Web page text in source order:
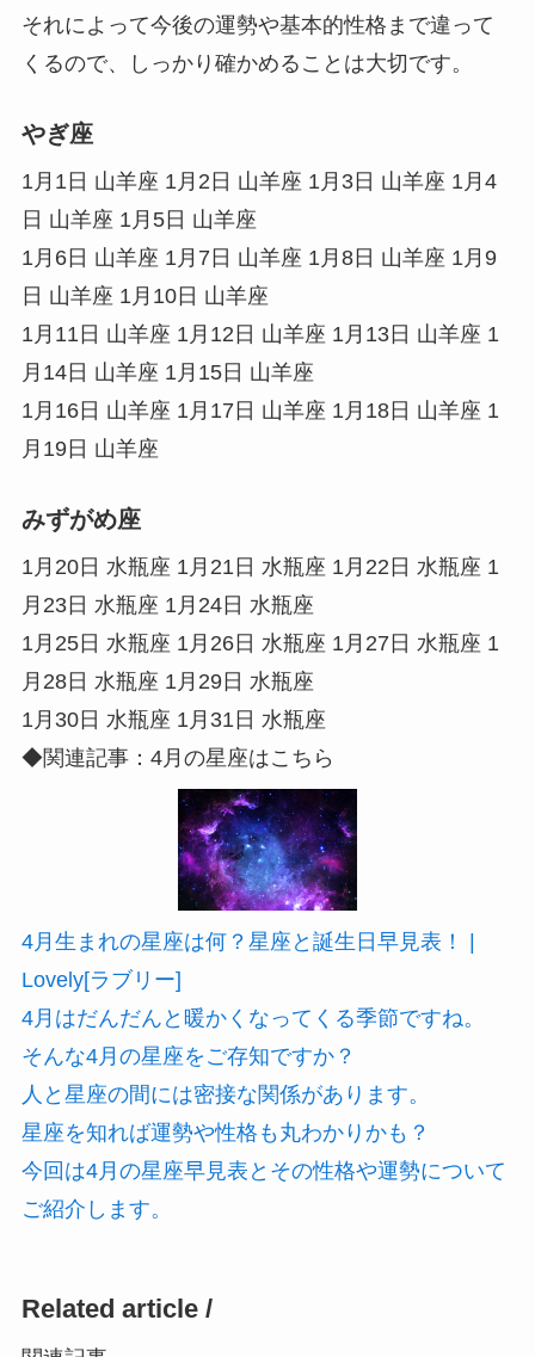
それによって今後の運勢や基本的性格まで違って
くるので、しっかり確かめることは大切です。
やぎ座
1月1日 山羊座 1月2日 山羊座 1月3日 山羊座 1月4
日 山羊座 1月5日 山羊座
1月6日 山羊座 1月7日 山羊座 1月8日 山羊座 1月9
日 山羊座 1月10日 山羊座
1月11日 山羊座 1月12日 山羊座 1月13日 山羊座 1
月14日 山羊座 1月15日 山羊座
1月16日 山羊座 1月17日 山羊座 1月18日 山羊座 1
月19日 山羊座
みずがめ座
1月20日 水瓶座 1月21日 水瓶座 1月22日 水瓶座 1
月23日 水瓶座 1月24日 水瓶座
1月25日 水瓶座 1月26日 水瓶座 1月27日 水瓶座 1
月28日 水瓶座 1月29日 水瓶座
1月30日 水瓶座 1月31日 水瓶座
◆関連記事：4月の星座はこちら
4月生まれの星座は何？星座と誕生日早見表！ |
Lovely[ラブリー]
4月はだんだんと暖かくなってくる季節ですね。
そんな4月の星座をご存知ですか？
人と星座の間には密接な関係があります。
星座を知れば運勢や性格も丸わかりかも？
今回は4月の星座早見表とその性格や運勢について
ご紹介します。
Related article /